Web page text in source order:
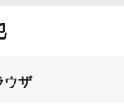
ウザ
の事例です。
たことをきっか